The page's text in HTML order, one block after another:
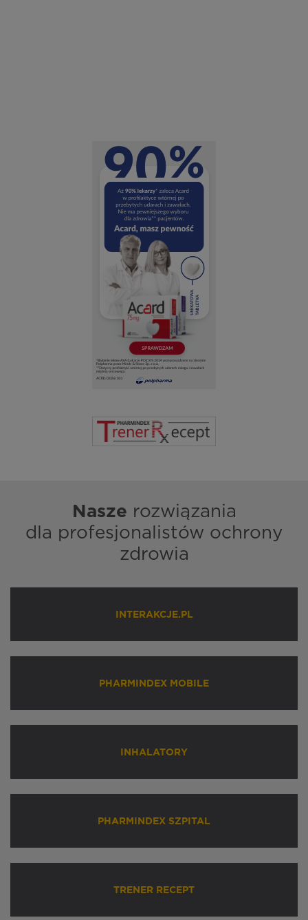
Nasze rozwiązania
dla profesjonalistów ochrony
zdrowia
INTERAKCJE.PL
PHARMINDEX MOBILE
INHALATORY
PHARMINDEX SZPITAL
TRENER RECEPT